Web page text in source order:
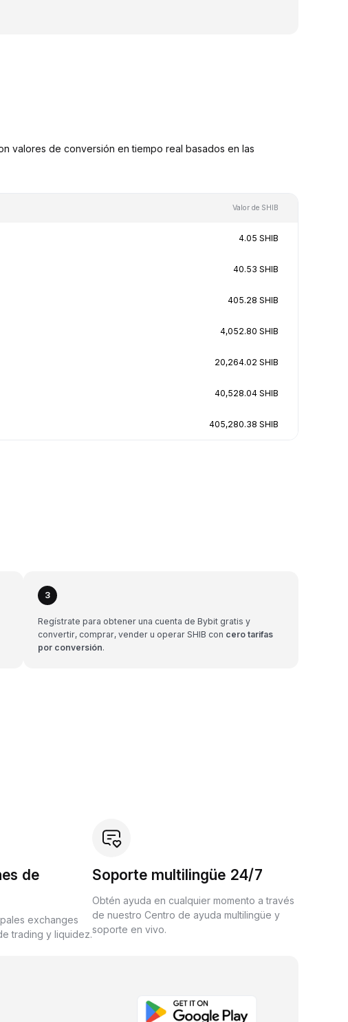
valores de conversión en tiempo real basados en las
Valor de SHIB
4.05 SHIB
40.53 SHIB
405.28 SHIB
4,052.80 SHIB
20,264.02 SHIB
40,528.04 SHIB
405,280.38 SHIB
3
Regístrate para obtener una cuenta de Bybit gratis y
convertir, comprar, vender u operar SHIB con cero tarifas
por conversión.
de
exchanges
trading y liquidez.
Soporte multilingüe 24/7
Obtén ayuda en cualquier momento a través
de nuestro Centro de ayuda multilingüe y
soporte en vivo.